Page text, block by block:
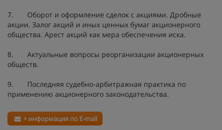
7. Оборот и оформление сделок с акциями. Дробные
акции. Залог акций и иных ценных бумаг акционерного
общества. Арест акций как мера обеспечения иска.
8. Актуальные вопросы реорганизации акционерных
обществ.
9. Последняя судебно-арбитражная практика по
применению акционерного законодательства.
+ информация по E-mail